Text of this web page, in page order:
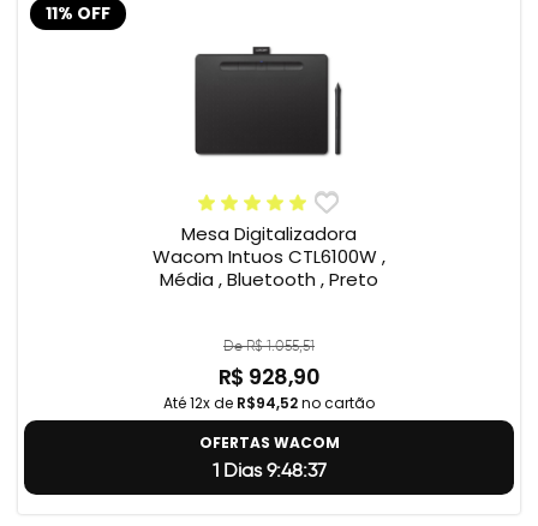
11% OFF
Mesa Digitalizadora
Wacom Intuos CTL6100W ,
Média , Bluetooth , Preto
De R$ 1.055,51
R$ 928,90
Até 12x de R$94,52no cartão
OFERTAS WACOM
1 Dias 9:48:36